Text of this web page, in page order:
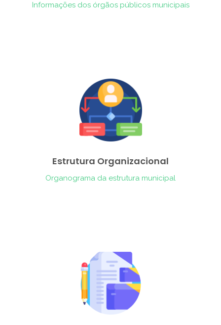
Informações dos órgãos públicos municipais
Estrutura Organizacional
Organograma da estrutura municipal